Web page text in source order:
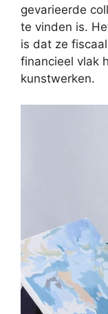
gevarieerde
te vinden is.
is dat ze
financieel vlak
kunstwerken.